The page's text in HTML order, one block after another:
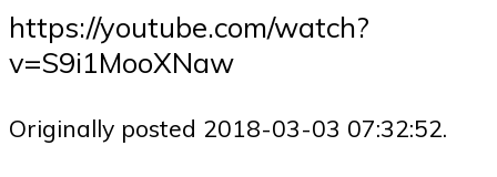
https://youtube.com/watch?
v=S9i1MooXNaw
Originally posted 2018-03-03 07:32:52.